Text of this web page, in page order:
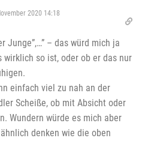
2020 14:18
Junge”,…” – das würd mich ja
so ist, oder ob er das nur
einfach viel zu nah an der
Scheiße, ob mit Absicht oder
Wundern würde es mich aber
denken wie die oben